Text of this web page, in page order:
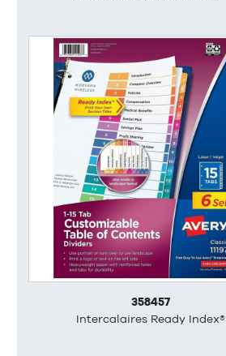
358457
Intercalaires Ready Index®